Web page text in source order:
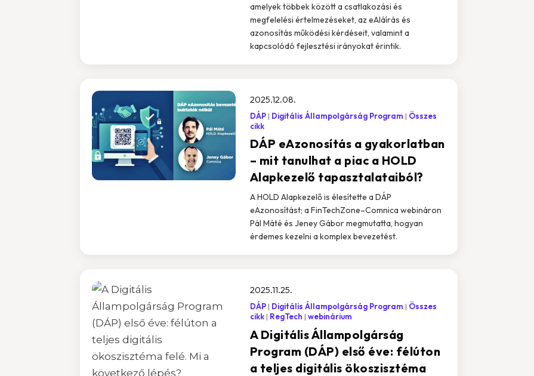
amelyek többek között a csatlakozási és
megfelelési értelmezéseket, az eAláírás és
azonosítás működési kérdéseit, valamint a
kapcsolódó fejlesztési irányokat érintik.
DÁP eAzonosítás a gyakorlatban
– mit tanulhat a piac a HOLD
Alapkezelő tapasztalataiból?
2025.12.08.
DÁP Digitális Állampolgárság Program
Összes
cikk
A HOLD Alapkezelő is élesítette a DÁP
eAzonosítást; a FinTechZone–Comnica webináron
Pál Máté és Jeney Gábor megmutatta, hogyan
érdemes kezelni a komplex bevezetést.
A Digitális Állampolgárság
Program (DÁP) első éve: félúton
a teljes digitális ökoszisztéma
2025.11.25.
DÁP Digitális Állampolgárság Program
Összes
cikk
RegTech webinárium